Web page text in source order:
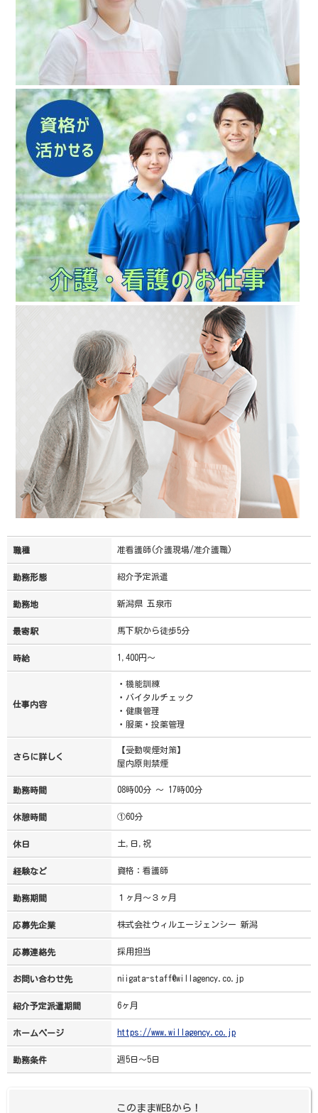
職種 准看護師(介護現場/准介護職)
勤務形態 紹介予定派遣
勤務地 新潟県 五泉市
最寄駅 馬下駅から徒歩5分
時給 1,400円～
仕事内容
・機能訓練
・バイタルチェック
・健康管理
・服薬・投薬管理
さらに詳しく
【受動喫煙対策】
屋内原則禁煙
勤務時間 08時00分 ～ 17時00分
休憩時間 ①60分
休日 土,日,祝
経験など 資格：看護師
勤務期間 １ヶ月～３ヶ月
応募先企業 株式会社ウィルエージェンシー 新潟
応募連絡先 採用担当
お問い合わせ先 niigata-staff@willagency.co.jp
紹介予定派遣期間 6ヶ月
ホームページ https://www.willagency.co.jp
勤務条件 週5日～5日
このままWEBから！